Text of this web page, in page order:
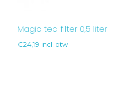
Magic tea filter 0,5 liter
€24,19 incl. btw